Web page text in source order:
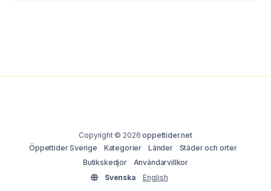
Copyright © 2026oppettider.net
Öppettider Sverige
Kategorier Länder
Städer och orter
Butikskedjor
Användarvillkor
Svenska
English